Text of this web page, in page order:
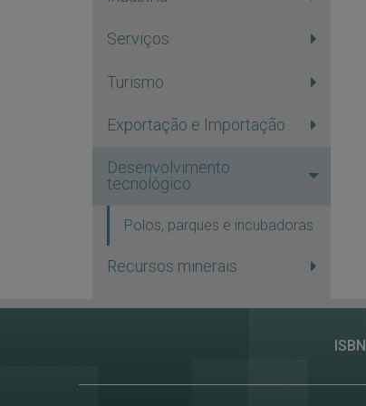
Serviços
Turismo
Exportação e Importação
Desenvolvimento
tecnológico
Polos, parques e incubadoras
Recursos minerais
ISBN